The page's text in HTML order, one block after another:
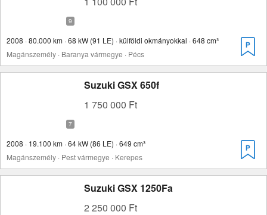
2008 · 80.000 km · 68 kW (91 LE) · külföldi okmányokkal · 648 cm³
Magánszemély · Baranya vármegye · Pécs
Suzuki GSX 650f
1 750 000 Ft
2008 · 19.100 km · 64 kW (86 LE) · 649 cm³
Magánszemély · Pest vármegye · Kerepes
Suzuki GSX 1250Fa
2 250 000 Ft